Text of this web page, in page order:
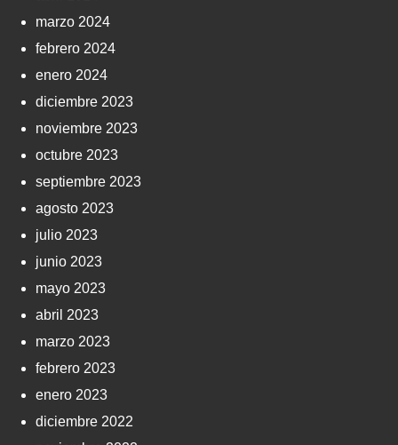
marzo 2024
febrero 2024
enero 2024
diciembre 2023
noviembre 2023
octubre 2023
septiembre 2023
agosto 2023
julio 2023
junio 2023
mayo 2023
abril 2023
marzo 2023
febrero 2023
enero 2023
diciembre 2022